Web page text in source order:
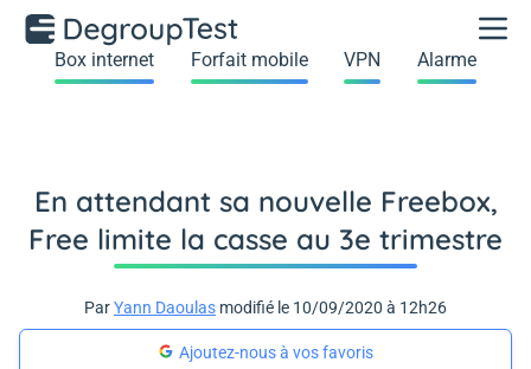
Box internet Forfait mobile VPN Alarme
En attendant sa nouvelle Freebox,
Free limite la casse au 3e trimestre
ParYann Daoulas modifié le 10/09/2020 à 12h26
Ajoutez-nous à vos favoris